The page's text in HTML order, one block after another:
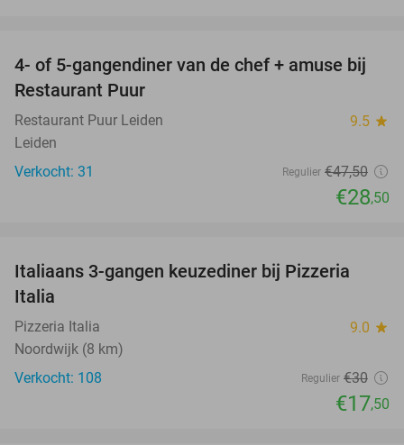
40%
4- of 5-gangendiner van de chef + amuse bij
Restaurant Puur
Restaurant Puur Leiden 9.5 star
Leiden
Verkocht: 31
Regulier €47,50
€28,50
42%
Italiaans 3-gangen keuzediner bij Pizzeria
Italia
Pizzeria Italia 9.0 star
Noordwijk (8 km)
Verkocht: 108
Regulier €30
€17,50